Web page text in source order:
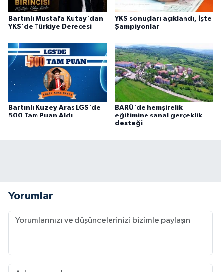
Bartınlı Mustafa Kutay'dan
YKS'de Türkiye Derecesi
YKS sonuçları açıklandı, İşte
Şampiyonlar
Bartınlı Kuzey Aras LGS'de
500 Tam Puan Aldı
BARÜ'de hemşirelik
eğitimine sanal gerçeklik
desteği
Yorumlar